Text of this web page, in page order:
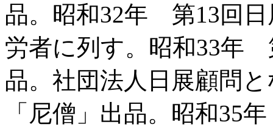
品。昭和32年 第13回日
労者に列す。昭和33年
品。社団法人日展顧問
「尼僧」出品。昭和35